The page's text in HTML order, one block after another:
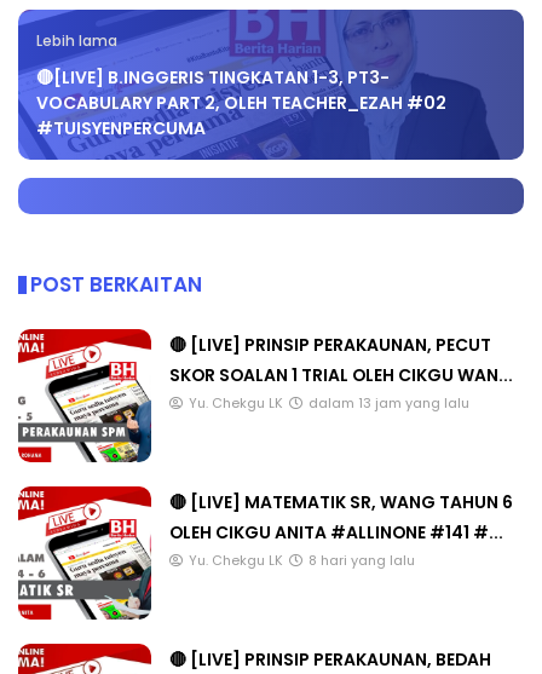
Lebih lama
🔴[LIVE] B.INGGERIS TINGKATAN 1-3, PT3-
VOCABULARY PART 2, OLEH TEACHER_EZAH #02
#TUISYENPERCUMA
POST BERKAITAN
🔴 [LIVE] PRINSIP PERAKAUNAN, PECUT
SKOR SOALAN 1 TRIAL OLEH CIKGU WAN...
Yu. Chekgu LK dalam 13 jam yang lalu
🔴 [LIVE] MATEMATIK SR, WANG TAHUN 6
OLEH CIKGU ANITA #ALLINONE #141 #...
Yu. Chekgu LK 8 hari yang lalu
🔴 [LIVE] PRINSIP PERAKAUNAN, BEDAH